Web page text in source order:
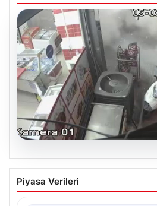
06.08.2026
Bahçelievler’de Tahliye
Çöküşü ve Ardından
Piyasa Verileri